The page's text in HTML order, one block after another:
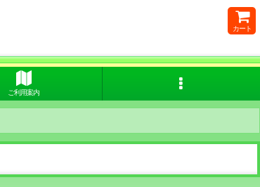
カート
ご利用案内